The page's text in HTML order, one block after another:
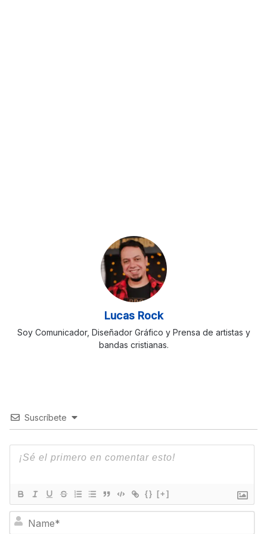
Lucas Rock
Soy Comunicador, Diseñador Gráfico y Prensa de artistas y
bandas cristianas.
Suscríbete
{} [+]